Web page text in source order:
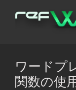
ワードプ
関数の使